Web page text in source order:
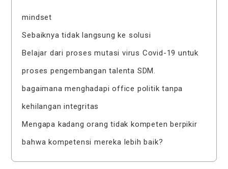
mindset
Sebaiknya tidak langsung ke solusi
Belajar dari proses mutasi virus Covid-19 untuk
proses pengembangan talenta SDM.
bagaimana menghadapi office politik tanpa
kehilangan integritas
Mengapa kadang orang tidak kompeten berpikir
bahwa kompetensi mereka lebih baik?